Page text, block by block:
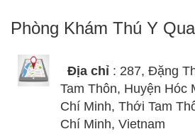
Phòng Khám Thú Y
Địa chỉ : 287, Đặng
Tam Thôn, Huyện Hóc
Chí Minh, Thới Tam
Chí Minh, Vietnam